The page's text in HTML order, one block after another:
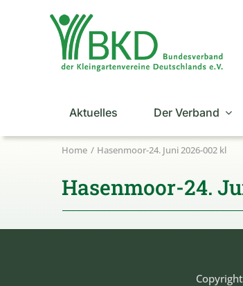
Aktuelles Der Verband
Home Hasenmoor-24. Juni 2026-002 kl
Hasenmoor-24.